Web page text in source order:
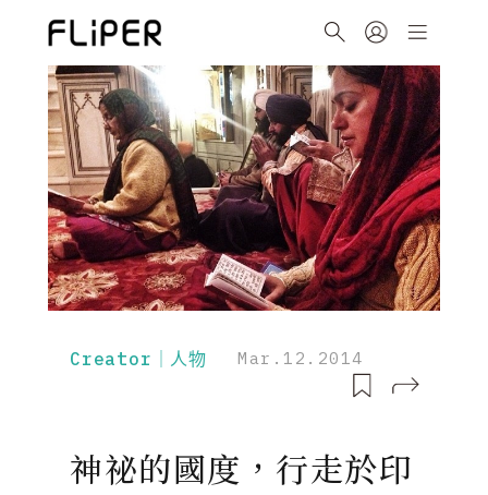
Creator｜人物 Mar.12.2014
神祕的國度，行走於印